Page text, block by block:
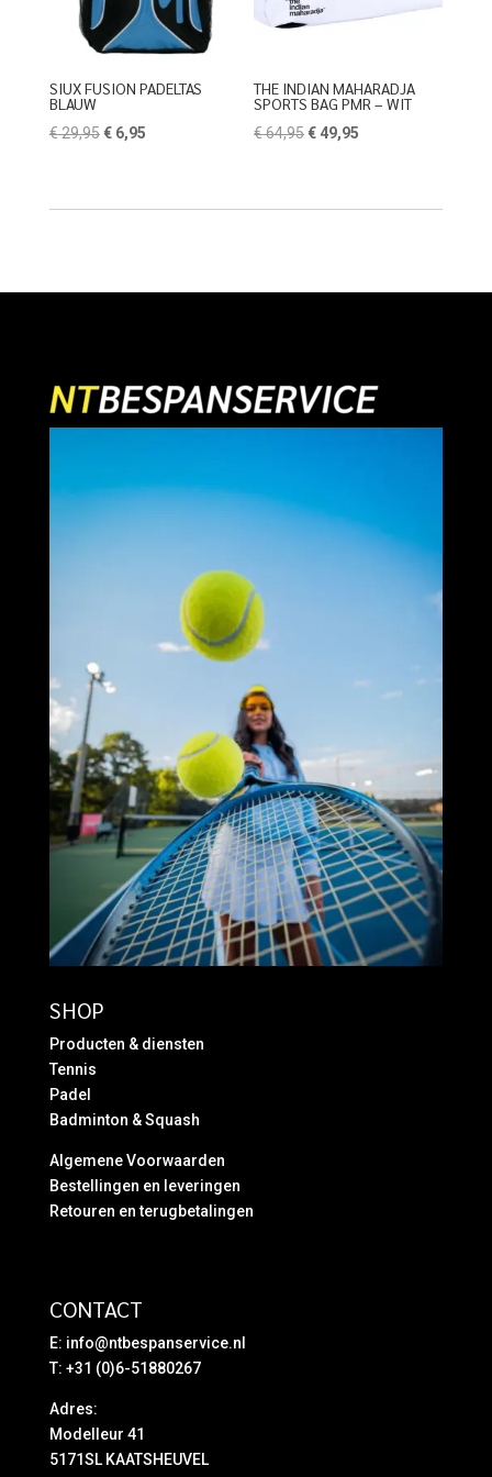
SIUX FUSION PADELTAS
BLAUW
€29,95 Oorspronkelijke
€6,95Huidige
THE INDIAN MAHARADJA
SPORTS BAG PMR – WIT
€64,95Oorspronkelijke
€ 49,95
SHOP
Producten & diensten
Tennis
Padel
Badminton & Squash
Algemene Voorwaarden
Bestellingen en leveringen
Retouren en terugbetalingen
CONTACT
E: info@ntbespanservice.nl
T: +31 (0)6-51880267
Adres:
Modelleur 41
5171SL KAATSHEUVEL